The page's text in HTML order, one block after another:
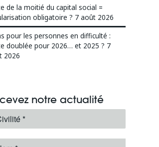
de la moitié du capital social =
obligatoire ? 7 août 2026
pour les personnes en difficulté :
doublée pour 2026… et 2025 ? 7
2026
notre actualité